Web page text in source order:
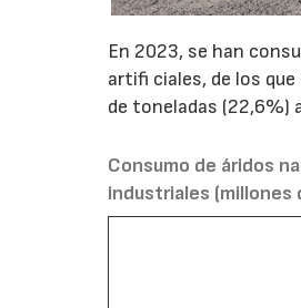
En 2023, se han
artifi ciales, de los
de toneladas (22,6%)
Consumo de áridos
industriales (millones